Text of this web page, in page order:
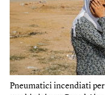
Pneumatici incendiati